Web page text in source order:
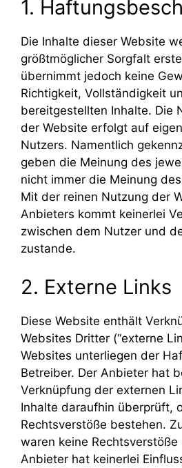
1.
Die Inhalte dieser Website
größtmöglicher Sorgfalt
übernimmt jedoch keine
Richtigkeit, Vollständigkeit
bereitgestellten Inhalte. Die
der Website erfolgt auf
Nutzers. Namentlich
geben die Meinung des
nicht immer die Meinung
Mit der reinen Nutzung der
Anbieters kommt keinerlei
zwischen dem Nutzer und
zustande.
2. Externe Links
Diese Website enthält
Websites Dritter (“externe
Websites unterliegen der
Betreiber. Der Anbieter hat
Verknüpfung der externen
Inhalte daraufhin überprüft,
Rechtsverstöße bestehen.
waren keine Rechtsverstöße
Anbieter hat keinerlei